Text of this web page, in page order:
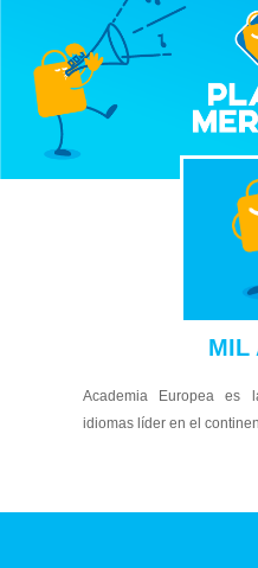
MIL
Academia Europea es
idiomas líder en el